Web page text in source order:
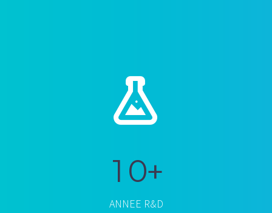


1 0+
ANNEE R&D